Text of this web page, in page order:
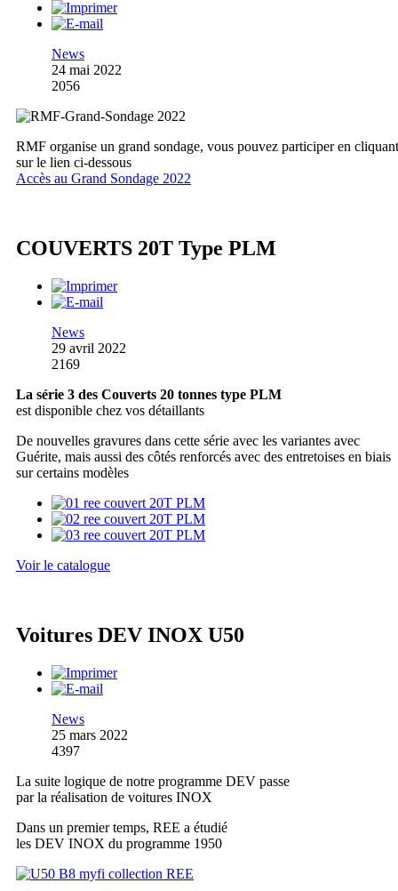
News
24 mai 2022
2056
RMF organise un grand sondage, vous pouvez participer en cliquant
sur le lien ci-dessous
Accès au Grand Sondage 2022
COUVERTS 20T Type PLM
News
29 avril 2022
2169
La série 3 des Couverts 20 tonnes type PLM
est disponible chez vos détaillants
De nouvelles gravures dans cette série avec les variantes avec
Guérite, mais aussi des côtés renforcés avec des entretoises en biais
sur certains modèles
Voir le catalogue
Voitures DEV INOX U50
News
25 mars 2022
4397
La suite logique de notre programme DEV passe
par la réalisation de voitures INOX
Dans un premier temps, REE a étudié
les DEV INOX du programme 1950